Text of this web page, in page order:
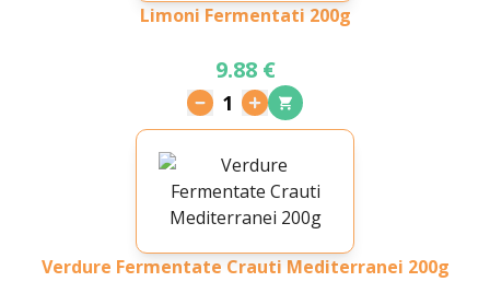
Limoni Fermentati 200g
9.88 €
1
Verdure Fermentate Crauti Mediterranei 200g